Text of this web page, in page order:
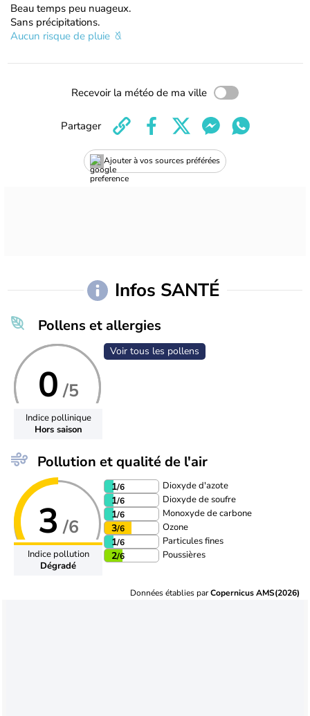
Beau temps peu nuageux.
Sans précipitations.
Aucun risque de pluie
Recevoir la météo de ma ville
Ajouter à vos sources préférées
Partager
Infos SANTÉ
Pollens et allergies
0 /5
Indice pollinique
Hors saison
Voir tous les pollens
Pollution et qualité de l'air
3 /6
Indice pollution
Dégradé
1/6 Dioxyde d'azote
1/6 Dioxyde de soufre
1/6 Monoxyde de carbone
3/6 Ozone
1/6 Particules fines
2/6 Poussières
Données établies parCopernicus AMS(2026)